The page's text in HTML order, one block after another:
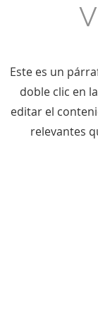
Este es un
doble clic en
editar el
relevantes